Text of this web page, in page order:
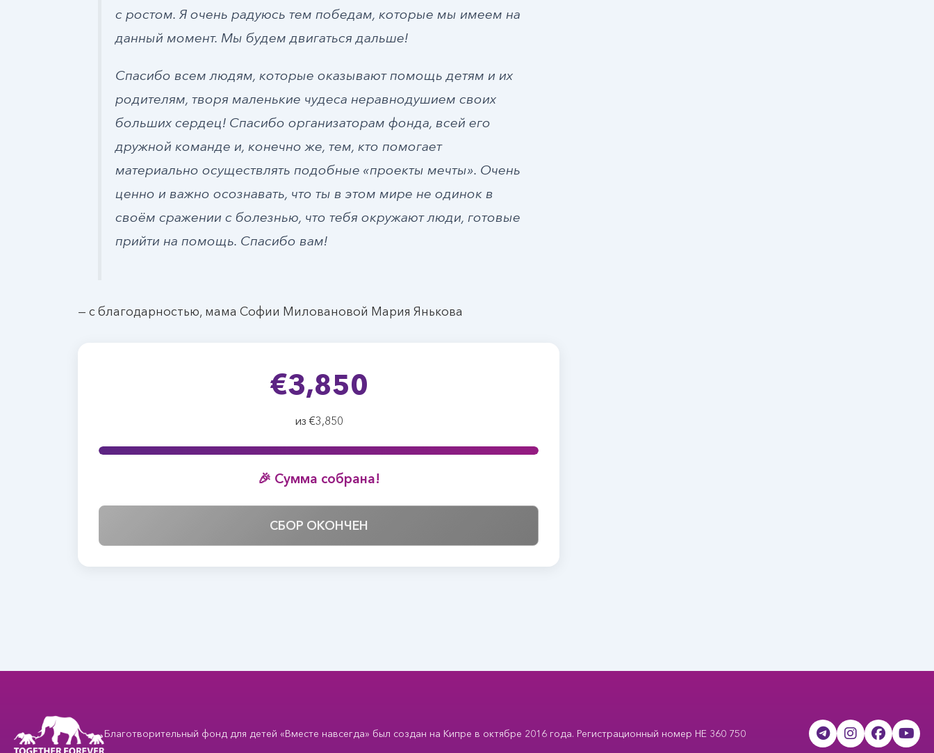
с ростом. Я очень радуюсь тем победам, которые мы имеем на
данный момент. Мы будем двигаться дальше!
Спасибо всем людям, которые оказывают помощь детям и их
родителям, творя маленькие чудеса неравнодушием своих
больших сердец! Спасибо организаторам фонда, всей его
дружной команде и, конечно же, тем, кто помогает
материально осуществлять подобные «проекты мечты». Очень
ценно и важно осознавать, что ты в этом мире не одинок в
своём сражении с болезнью, что тебя окружают люди, готовые
прийти на помощь. Спасибо вам!
— с благодарностью, мама Софии Миловановой Мария Янькова
€3,850
из €3,850
🎉 Сумма собрана!
СБОР ОКОНЧЕН
Благотворительный фонд для детей «Вместе навсегда» был создан на Кипре в октябре 2016 года. Регистрационный номер HE 360 750